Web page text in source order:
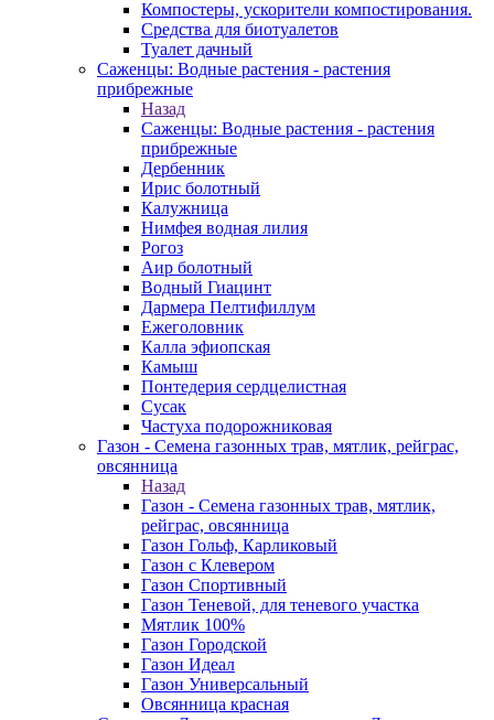
Компостеры, ускорители компостирования.
Средства для биотуалетов
Туалет дачный
Саженцы: Водные растения - растения
прибрежные
Назад
Саженцы: Водные растения - растения
прибрежные
Дербенник
Ирис болотный
Калужница
Нимфея водная лилия
Рогоз
Аир болотный
Водный Гиацинт
Дармера Пелтифиллум
Ежеголовник
Калла эфиопская
Камыш
Понтедерия сердцелистная
Сусак
Частуха подорожниковая
Газон - Семена газонных трав, мятлик, рейграс,
овсянница
Назад
Газон - Семена газонных трав, мятлик,
рейграс, овсянница
Газон Гольф, Карликовый
Газон с Клевером
Газон Спортивный
Газон Теневой, для теневого участка
Мятлик 100%
Газон Городской
Газон Идеал
Газон Универсальный
Овсянница красная